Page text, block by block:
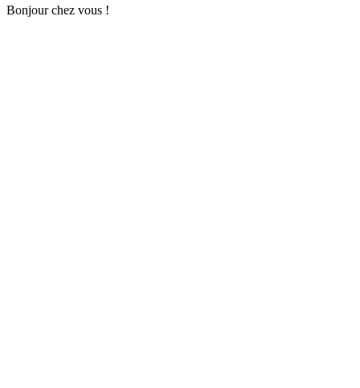
Bonjour chez vous !